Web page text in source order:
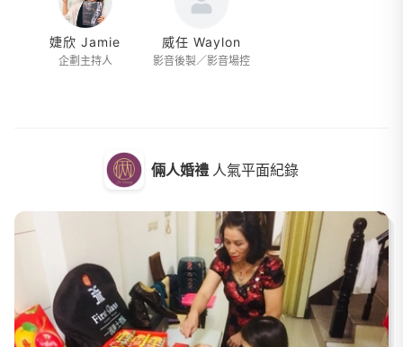
婕欣 Jamie
企劃主持人
威任 Waylon
影音後製／影音場控
倆人婚禮 人氣平面紀錄